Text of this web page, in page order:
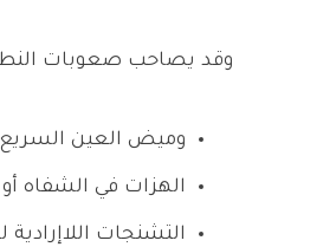
وقد يصاحب صعوبات
وميض العين السريع
الهزات في الشفاه
التشنجات اللاإرادية